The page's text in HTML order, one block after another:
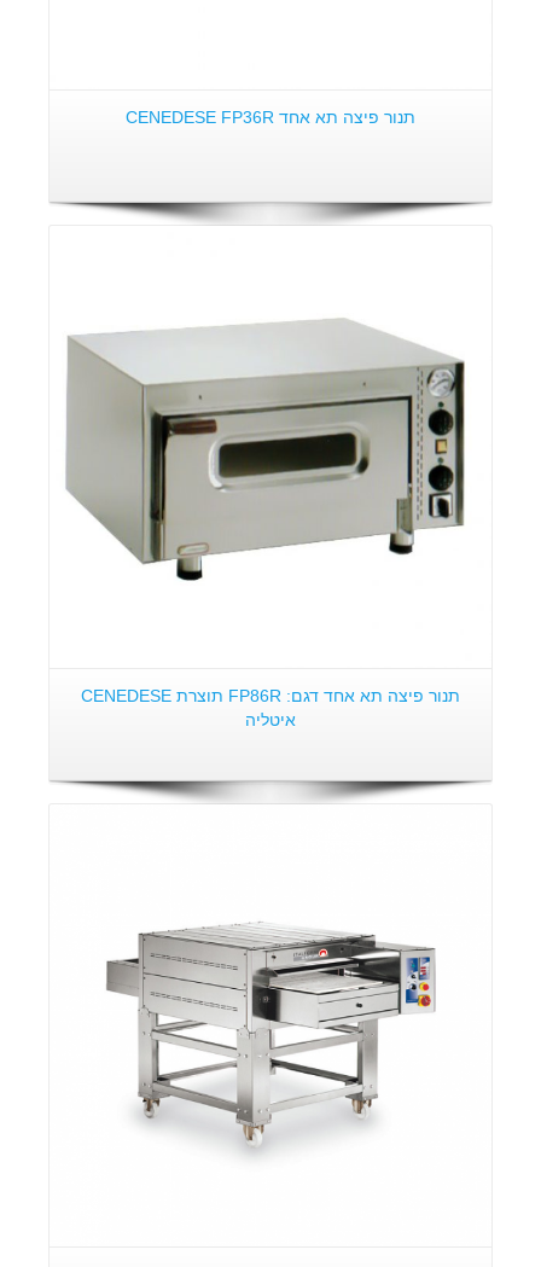
תנור פיצה תא אחד CENEDESE FP36R
תנור פיצה תא אחד דגם: FP86R תוצרת CENEDESE
איטליה
פרטים: